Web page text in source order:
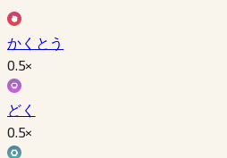
かくとう
0.5×
どく
0.5×